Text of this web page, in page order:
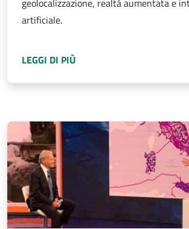
geolocalizzazione, realtà aumentata e
artificiale.
LEGGI DI PIÙ